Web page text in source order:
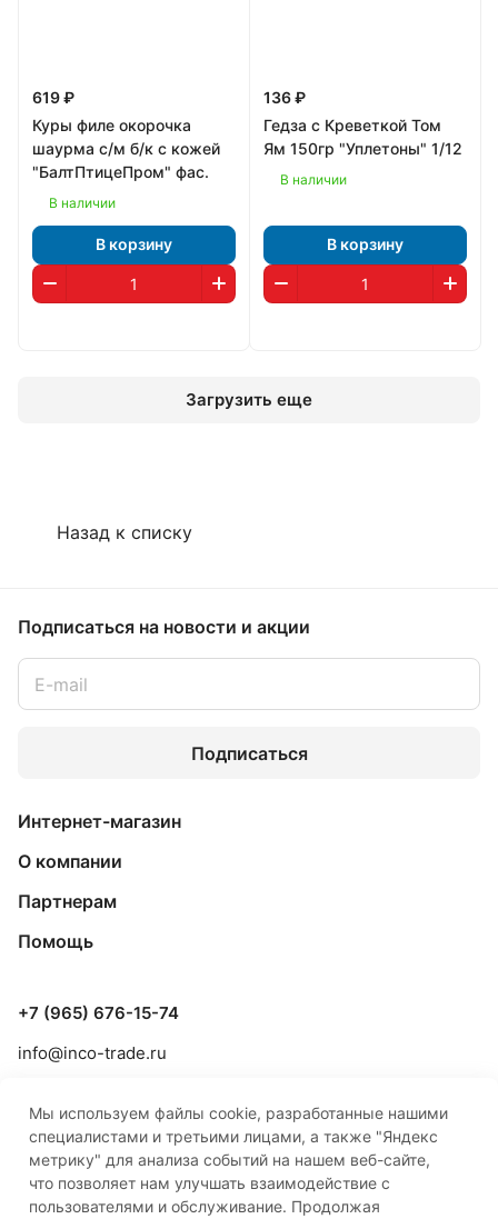
619 ₽
Куры филе окорочка
шаурма с/м б/к с кожей
"БалтПтицеПром" фас.
В наличии
В корзину
136 ₽
Гедза с Креветкой Том
Ям 150гр "Уплетоны" 1/12
В наличии
В корзину
Загрузить еще
Назад к списку
Подписаться на новости и акции
Подписаться
Интернет-магазин
О компании
Партнерам
Помощь
+7 (965) 676-15-74
info@inco-trade.ru
Мы используем файлы cookie, разработанные нашими
специалистами и третьими лицами, а также "Яндекс
метрику" для анализа событий на нашем веб-сайте,
что позволяет нам улучшать взаимодействие с
пользователями и обслуживание. Продолжая